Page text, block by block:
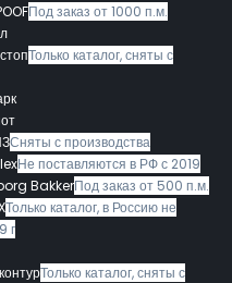
Под заказ от 1000 п.м.
Только каталог, сняты с
Сняты с производства
Не поставляются в РФ с 2019
BakkerПод заказ от 500 п.м.
Только каталог, в Россию не
г
Только каталог, сняты с